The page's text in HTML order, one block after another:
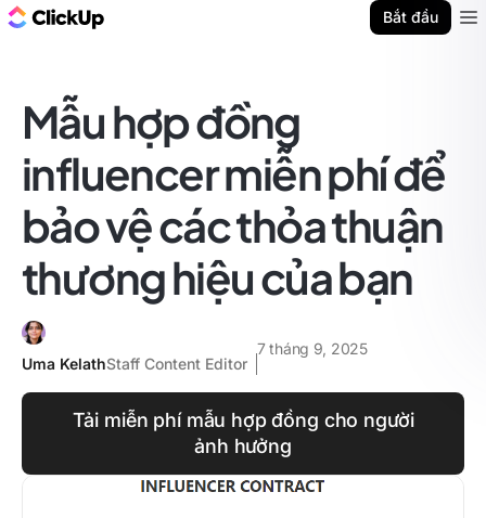
Bắt đầu
Mẫu hợp đồng
influencer miễn phí để
bảo vệ các thỏa thuận
thương hiệu của bạn
Uma KelathStaff Content Editor
7 tháng 9, 2025
Tải miễn phí mẫu hợp đồng cho người
ảnh hưởng